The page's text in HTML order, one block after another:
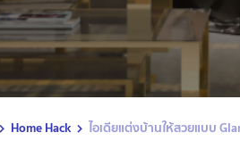
Home Hack ไอเดียแต่งบ้านให้สวยแบบ